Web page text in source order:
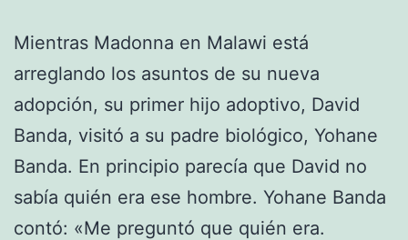
Mientras Madonna en Malawi está
arreglando los asuntos de su nueva
adopción, su primer hijo adoptivo, David
Banda, visitó a su padre biológico, Yohane
Banda. En principio parecía que David no
sabía quién era ese hombre. Yohane Banda
contó: «Me preguntó que quién era.